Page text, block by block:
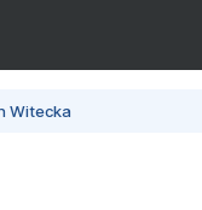
Witecka